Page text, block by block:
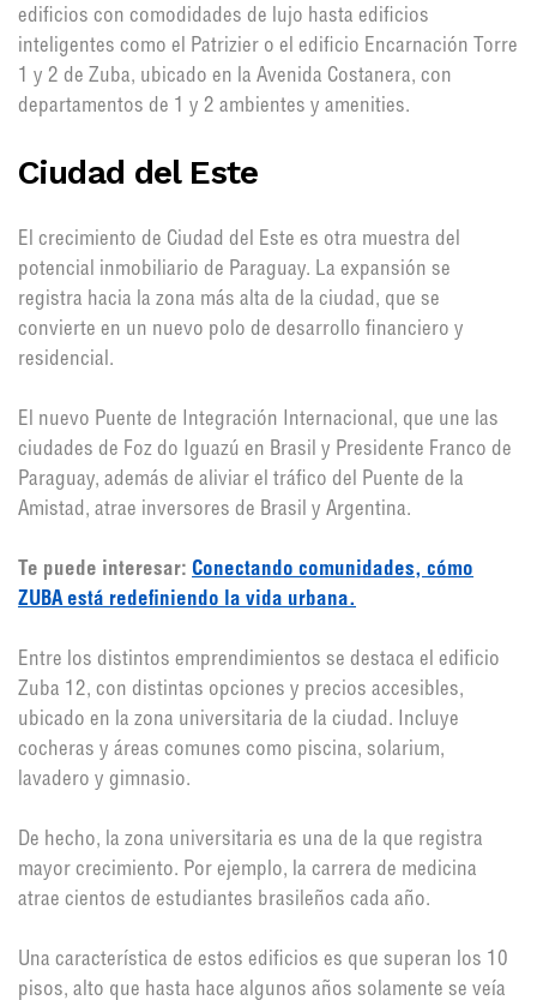
edificios con comodidades de lujo hasta edificios
inteligentes como el Patrizier o el edificio Encarnación Torre
1 y 2 de Zuba, ubicado en la Avenida Costanera, con
departamentos de 1 y 2 ambientes y amenities.
Ciudad del Este
El crecimiento de Ciudad del Este es otra muestra del
potencial inmobiliario de Paraguay. La expansión se
registra hacia la zona más alta de la ciudad, que se
convierte en un nuevo polo de desarrollo financiero y
residencial.
El nuevo Puente de Integración Internacional, que une las
ciudades de Foz do Iguazú en Brasil y Presidente Franco de
Paraguay, además de aliviar el tráfico del Puente de la
Amistad, atrae inversores de Brasil y Argentina.
Te puede interesar: Conectando comunidades, cómo
ZUBA está redefiniendo la vida urbana.
Entre los distintos emprendimientos se destaca el edificio
Zuba 12, con distintas opciones y precios accesibles,
ubicado en la zona universitaria de la ciudad. Incluye
cocheras y áreas comunes como piscina, solarium,
lavadero y gimnasio.
De hecho, la zona universitaria es una de la que registra
mayor crecimiento. Por ejemplo, la carrera de medicina
atrae cientos de estudiantes brasileños cada año.
Una característica de estos edificios es que superan los 10
pisos, alto que hasta hace algunos años solamente se veía